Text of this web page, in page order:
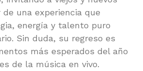
una experiencia que
energía y talento puro
Sin duda, su regreso es
más esperados del año
de la música en vivo.